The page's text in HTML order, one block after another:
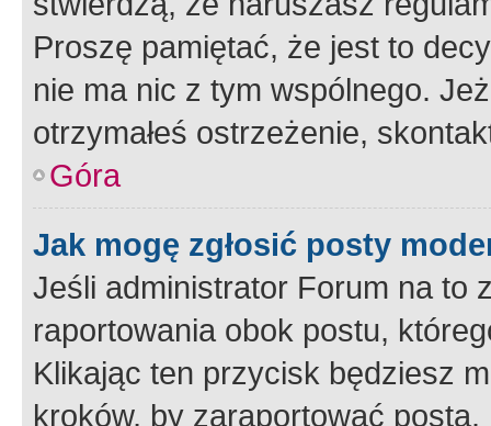
Proszę pamiętać, że jest to
nie ma nic z tym wspólnego.
otrzymałeś ostrzeżenie,
Góra
Jak mogę zgłosić posty
Jeśli administrator Forum na to
raportowania obok postu,
Klikając ten przycisk będziesz
kroków, by zaraportować posta.